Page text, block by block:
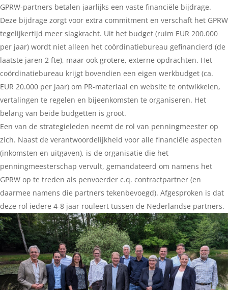
GPRW-partners betalen jaarlijks een vaste financiële bijdrage.
Deze bijdrage zorgt voor extra commitment en verschaft het GPRW
tegelijkertijd meer slagkracht. Uit het budget (ruim EUR 200.000
per jaar) wordt niet alleen het coördinatiebureau gefinancierd (de
laatste jaren 2 fte), maar ook grotere, externe opdrachten. Het
coördinatiebureau krijgt bovendien een eigen werkbudget (ca.
EUR 20.000 per jaar) om PR-materiaal en website te ontwikkelen,
vertalingen te regelen en bijeenkomsten te organiseren. Het
belang van beide budgetten is groot.
Een van de strategieleden neemt de rol van penningmeester op
zich. Naast de verantwoordelijkheid voor alle financiële aspecten
(inkomsten en uitgaven), is de organisatie die het
penningmeesterschap vervult, gemandateerd om namens het
GPRW op te treden als penvoerder c.q. contractpartner (en
daarmee namens die partners tekenbevoegd). Afgesproken is dat
deze rol iedere 4-8 jaar rouleert tussen de Nederlandse partners.